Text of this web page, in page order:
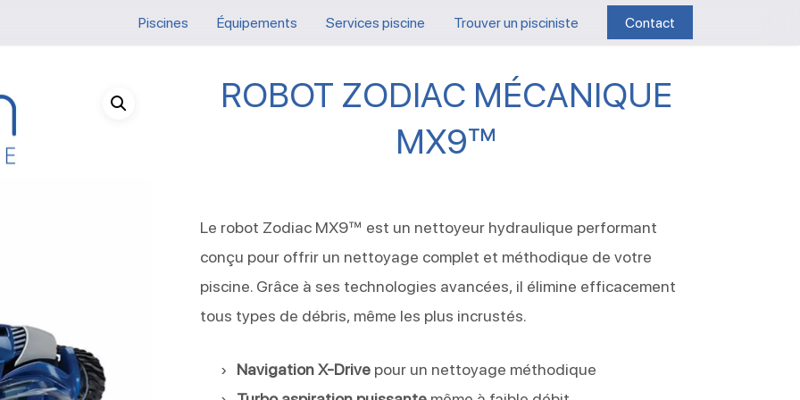
Piscines Équipements Services piscine Trouver un pisciniste Contact
ROBOT ZODIAC MÉCANIQUE
MX9™
Le robot Zodiac MX9™ est un nettoyeur hydraulique performant
conçu pour offrir un nettoyage complet et méthodique de votre
piscine. Grâce à ses technologies avancées, il élimine efficacement
tous types de débris, même les plus incrustés.
Navigation X-Drivepour un nettoyage méthodique